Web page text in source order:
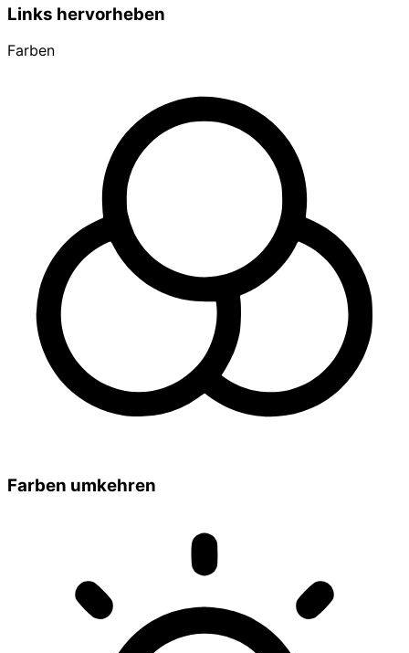
Links hervorheben
Farben
Farben umkehren